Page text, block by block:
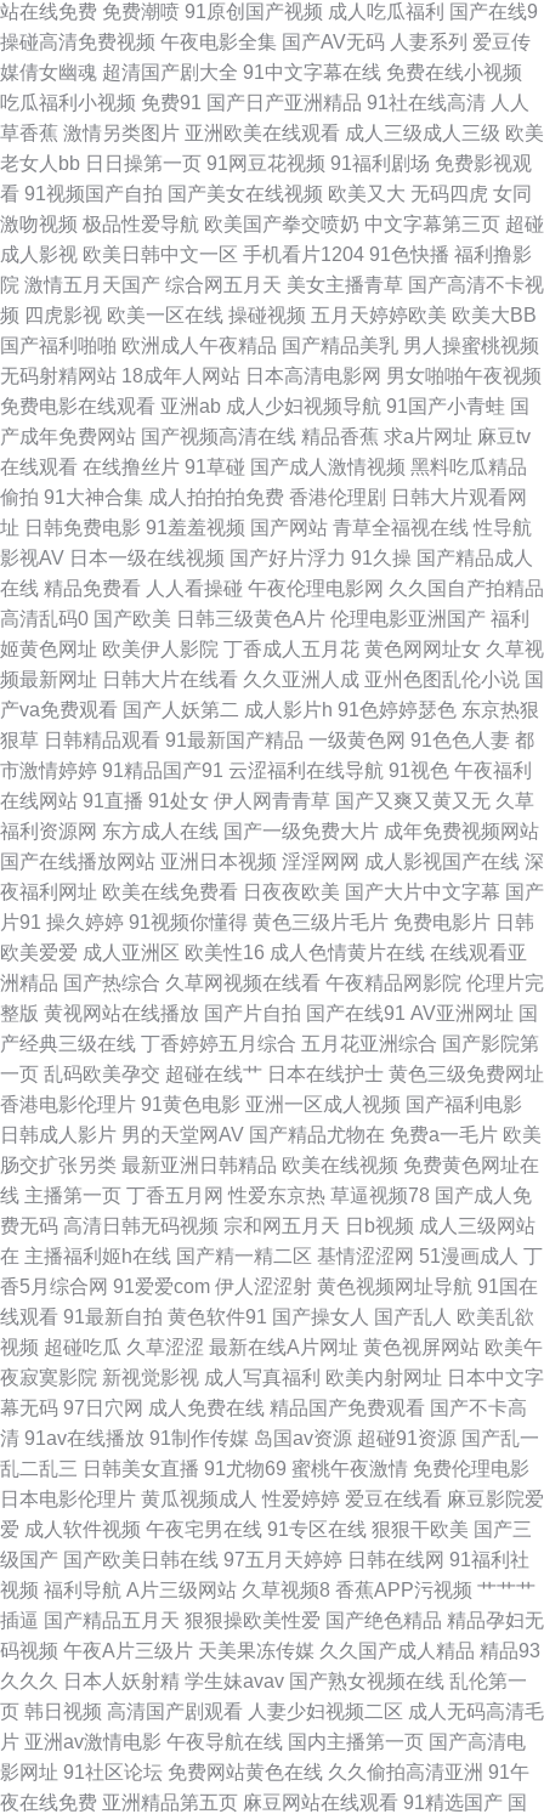
一级伦理片 91观看在线网站 97免费福利导航 福利影院啪啪啪AV 黑丝足交后
入 老司机福利社在线观看 人人摸人人干人人 四虎最新跳转麻豆 九九热婷婷
蜜桃福利网 91视频官网 91资源网超碰 福利姬91网站 91黄色在现关看 欧美
重口味一级A片 日韩小视频 超碰91资源网站 91国产香蕉 日韩美性生活网站
超碰人人原创 久久狠狠狠狠狠狠 高清打炮视频 国产一区二区人妻精 九九久
久日韩无码 超碰人人91在线 国厂精品观看 91网站免费在线观看 91超碰网站
91次元官网首页 日韩在线一本道 91中文字幕网 激情小说五月天婷婷网 欧美
日sss 91凹在线视频 91在线视频在线观看 国产婷婷自拍 免费的在线电影午
夜 五月婷婷777 91Aⅴ中出 91巨炮美女网站 超碰人人爱爱 国产精品九九精品
91传媒影视 91直播啪啪 成人一级片 乱伦天堂 深夜看片 91豆奶视频 91视频
福利 a片电影影音先锋 国产海角 色色99999 俺去也综合色图 91秒拍网 91网
站在线免费看 91青青视频在线观看 国内精品久久88 丁香五月社区 91日本丝
袜 91挑色网站观看 91传媒视频再现观看 抖阴欧美三级 九一黑料在线观看 国
产精品草草草草 黑丝自慰 91一起c 91看片淫黄大片AA 51福利视频 蜜桃视频
首页在线观看 91免费福利导航 传媒在线看 1024黄色电影 日韩成人无码
91se国产 午夜社区 国产一区c 密挑免费版官网入口 色久悠悠成人图区 91这
里 久草免费福利视频 人妻操人人 影音先锋永久资源 91破解官网免费 AV日
韩导航福利 国产换妻久久91 欧美日韩干逼网站 91com在线观看 wwwav五月
天资源 国产欧美成人精品综合 免费成人毛片视频 色咪久久 91精品国产 97人
妻人人操人人乐 激情综合五月天 亚洲三级网址 91资源福利在线 黄色成人日
韩欧美 日韩综合在线精品 影音先锋av最新资源 东方四虎免费视频0 91人妻
福利在线 久久深夜福利影院 91东京热中文字幕 大香蕉之老司机 欧美性爱页
一区 五月性爱网站 91豆奶视频 91网在线免费观看 成人在线网站 影音先锋一
父3女 久久成人网视频 尤物视频91 TS赵恩静射精 久久福利国产 日韩精品中
亚洲午夜久久 91巨炮 99微拍福利视频 久久肏com 91导航福利在线21 大香
蕉精品伊人 欧美性爱视讯一区 综合色情第七页 91小视频黄 九九精品免费视
频 日韩福利视頻 伊人草久久 91视频网址大全 探花综合网 视频网址入口 91
人人妻人人藻 国产伦乱网址 日韩免费 91福利影院导航 91资源总站 国产精品
久久99 欧美丁香婷婷七月 午夜肏屄 91国产传媒在线 91最新天堂 国产精品
久婷 女同片免费网站 污影院啪啪啪麻豆 91次员 91制服黑丝av 国产精品久
站在线免费 免费潮喷 91原创国产视频 成人吃瓜福利 国产在线9
操碰高清免费视频 午夜电影全集 国产AV无码 人妻系列 爱豆传
媒倩女幽魂 超清国产剧大全 91中文字幕在线 免费在线小视频
吃瓜福利小视频 免费91 国产日产亚洲精品 91社在线高清 人人
草香蕉 激情另类图片 亚洲欧美在线观看 成人三级成人三级 欧美
老女人bb 日日操第一页 91网豆花视频 91福利剧场 免费影视观
看 91视频国产自拍 国产美女在线视频 欧美又大 无码四虎 女同
激吻视频 极品性爱导航 欧美国产拳交喷奶 中文字幕第三页 超碰
成人影视 欧美日韩中文一区 手机看片1204 91色快播 福利撸影
院 激情五月天国产 综合网五月天 美女主播青草 国产高清不卡视
频 四虎影视 欧美一区在线 操碰视频 五月天婷婷欧美 欧美大BB
国产福利啪啪 欧洲成人午夜精品 国产精品美乳 男人操蜜桃视频
无码射精网站 18成年人网站 日本高清电影网 男女啪啪午夜视频
免费电影在线观看 亚洲ab 成人少妇视频导航 91国产小青蛙 国
产成年免费网站 国产视频高清在线 精品香蕉 求a片网址 麻豆tv
在线观看 在线撸丝片 91草碰 国产成人激情视频 黑料吃瓜精品
偷拍 91大神合集 成人拍拍拍免费 香港伦理剧 日韩大片观看网
址 日韩免费电影 91羞羞视频 国产网站 青草全福视在线 性导航
影视AV 日本一级在线视频 国产好片浮力 91久操 国产精品成人
在线 精品免费看 人人看操碰 午夜伦理电影网 久久国自产拍精品
高清乱码0 国产欧美 日韩三级黄色A片 伦理电影亚洲国产 福利
姬黄色网址 欧美伊人影院 丁香成人五月花 黄色网网址女 久草视
频最新网址 日韩大片在线看 久久亚洲人成 亚州色图乱伦小说 国
产va免费观看 国产人妖第二 成人影片h 91色婷婷瑟色 东京热狠
狠草 日韩精品观看 91最新国产精品 一级黄色网 91色色人妻 都
市激情婷婷 91精品国产91 云涩福利在线导航 91视色 午夜福利
在线网站 91直播 91处女 伊人网青青草 国产又爽又黄又无 久草
福利资源网 东方成人在线 国产一级免费大片 成年免费视频网站
国产在线播放网站 亚洲日本视频 淫淫网网 成人影视国产在线 深
夜福利网址 欧美在线免费看 日夜夜欧美 国产大片中文字幕 国产
片91 操久婷婷 91视频你懂得 黄色三级片毛片 免费电影片 日韩
欧美爱爱 成人亚洲区 欧美性16 成人色情黄片在线 在线观看亚
洲精品 国产热综合 久草网视频在线看 午夜精品网影院 伦理片完
整版 黄视网站在线播放 国产片自拍 国产在线91 AV亚洲网址 国
产经典三级在线 丁香婷婷五月综合 五月花亚洲综合 国产影院第
一页 乱码欧美孕交 超碰在线艹 日本在线护士 黄色三级免费网址
香港电影伦理片 91黄色电影 亚洲一区成人视频 国产福利电影
日韩成人影片 男的天堂网AV 国产精品尤物在 免费a一毛片 欧美
肠交扩张另类 最新亚洲日韩精品 欧美在线视频 免费黄色网址在
线 主播第一页 丁香五月网 性爱东京热 草逼视频78 国产成人免
费无码 高清日韩无码视频 宗和网五月天 日b视频 成人三级网站
在 主播福利姬h在线 国产精一精二区 基情涩涩网 51漫画成人 丁
香5月综合网 91爱爱com 伊人涩涩射 黄色视频网址导航 91国在
线观看 91最新自拍 黄色软件91 国产操女人 国产乱人 欧美乱欲
视频 超碰吃瓜 久草涩涩 最新在线A片网址 黄色视屏网站 欧美午
夜寂寞影院 新视觉影视 成人写真福利 欧美内射网址 日本中文字
幕无码 97日穴网 成人免费在线 精品国产免费观看 国产不卡高
清 91av在线播放 91制作传媒 岛国av资源 超碰91资源 国产乱一
乱二乱三 日韩美女直播 91尤物69 蜜桃午夜激情 免费伦理电影
日本电影伦理片 黄瓜视频成人 性爱婷婷 爱豆在线看 麻豆影院爱
爱 成人软件视频 午夜宅男在线 91专区在线 狠狠干欧美 国产三
级国产 国产欧美日韩在线 97五月天婷婷 日韩在线网 91福利社
视频 福利导航 A片三级网站 久草视频8 香蕉APP污视频 艹艹艹
插逼 国产精品五月天 狠狠操欧美性爱 国产绝色精品 精品孕妇无
码视频 午夜A片三级片 天美果冻传媒 久久国产成人精品 精品93
久久久
日本人妖射精 学生妹avav 国产熟女视频在线 乱伦第一
页 韩日视频 高清国产剧观看 人妻少妇视频二区 成人无码高清毛
片 亚洲av激情电影 午夜导航在线 国内主播第一页 国产高清电
影网址 91社区论坛 免费网站黄色在线 久久偷拍高清亚洲 91午
夜在线免费 亚洲精品第五页 麻豆网站在线观看 91精选国产 国